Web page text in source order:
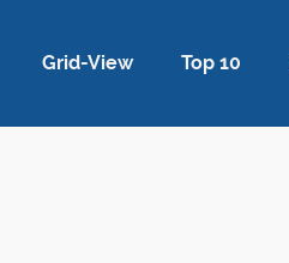
Grid-View Top 10